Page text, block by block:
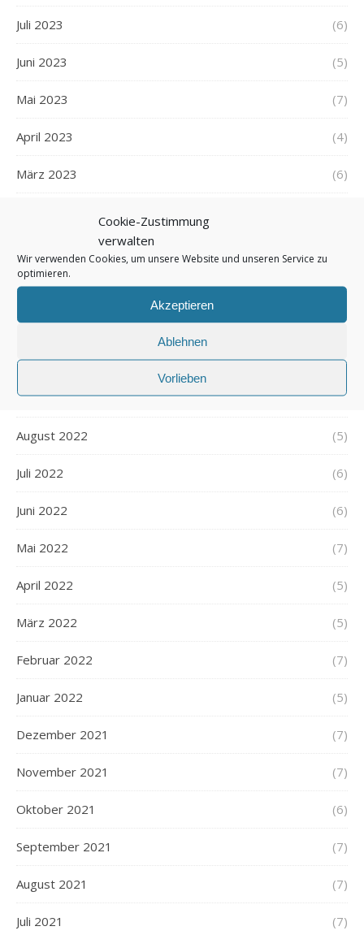
Cookie-Zustimmung
verwalten
Wir verwenden Cookies, um unsere Website und unseren Service zu
optimieren.
Akzeptieren
Ablehnen
Vorlieben
Juli 2023 (6)
Juni 2023 (5)
Mai 2023 (7)
April 2023 (4)
März 2023 (6)
Dezember 2022 (6)
November 2022 (6)
Oktober 2022 (7)
September 2022 (5)
August 2022 (5)
Juli 2022 (6)
Juni 2022 (6)
Mai 2022 (7)
April 2022 (5)
März 2022 (5)
Februar 2022 (7)
Januar 2022 (5)
Dezember 2021 (7)
November 2021 (7)
Oktober 2021 (6)
September 2021 (7)
August 2021 (7)
Juli 2021 (7)